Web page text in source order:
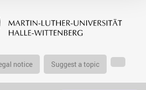
notice Suggest a topic